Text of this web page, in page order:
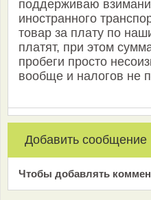
поддерживаю
иностранного
товар за плату по
платят, при этом
пробеги просто
вообще и налогов не
Добавить сообщение
Чтобы добавлять